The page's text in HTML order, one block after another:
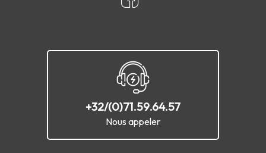
+32/(0)71.59.64.57
Nous appeler